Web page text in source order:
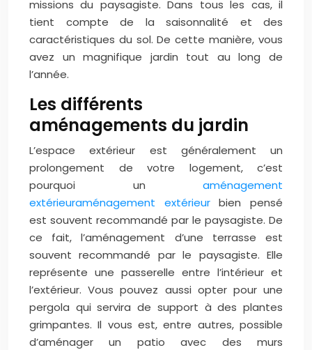
missions du paysagiste. Dans tous les cas, il
tient compte de la saisonnalité et des
caractéristiques du sol. De cette manière, vous
avez un magnifique jardin tout au long de
l’année.
Les différents
aménagements du jardin
L’espace extérieur est généralement un
prolongement de votre logement, c’est
pourquoi un aménagement
extérieuraménagement extérieurbien pensé
est souvent recommandé par le paysagiste. De
ce fait, l’aménagement d’une terrasse est
souvent recommandé par le paysagiste. Elle
représente une passerelle entre l’intérieur et
l’extérieur. Vous pouvez aussi opter pour une
pergola qui servira de support à des plantes
grimpantes. Il vous est, entre autres, possible
d’aménager un patio avec des murs